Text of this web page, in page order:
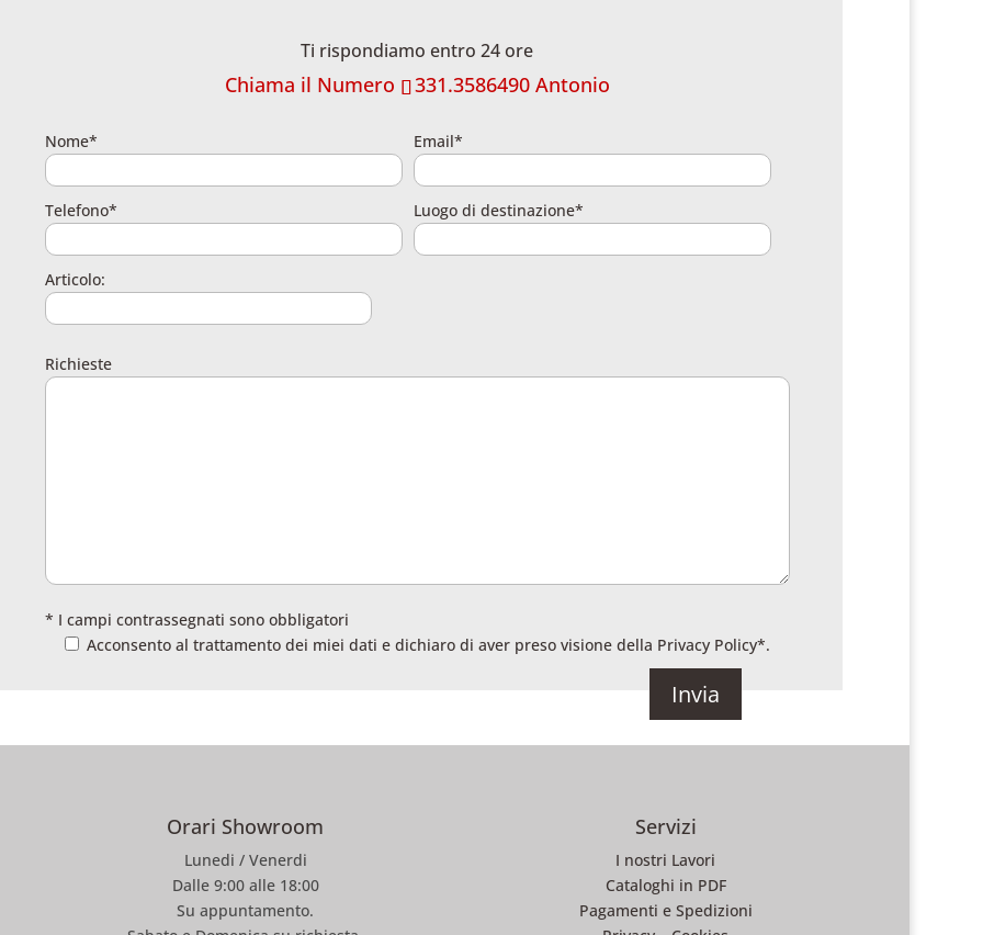
Ti rispondiamo entro 24 ore
Chiama il Numero 331.3586490 Antonio
Nome* Email*
Telefono* Luogo di destinazione*
Articolo:
Richieste
* I campi contrassegnati sono obbligatori
Acconsento al trattamento dei miei dati e dichiaro di aver preso visione della Privacy Policy*.
Orari Showroom
Lunedi / Venerdi
Dalle 9:00 alle 18:00
Su appuntamento.
Servizi
I nostri Lavori
Cataloghi in PDF
Pagamenti e Spedizioni